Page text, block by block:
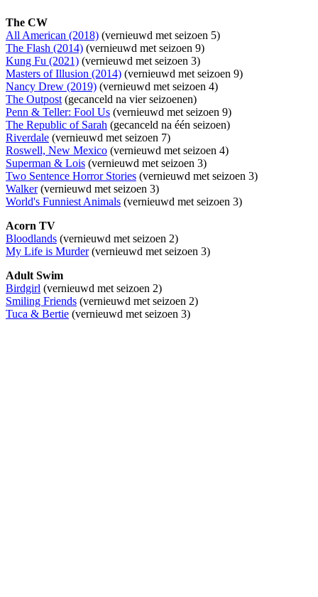
The CW
All American (2018) (vernieuwd met seizoen 5)
The Flash (2014) (vernieuwd met seizoen 9)
Kung Fu (2021) (vernieuwd met seizoen 3)
Masters of Illusion (2014) (vernieuwd met seizoen 9)
Nancy Drew (2019) (vernieuwd met seizoen 4)
The Outpost (gecanceld na vier seizoenen)
Penn & Teller: Fool Us (vernieuwd met seizoen 9)
The Republic of Sarah (gecanceld na één seizoen)
Riverdale (vernieuwd met seizoen 7)
Roswell, New Mexico (vernieuwd met seizoen 4)
Superman & Lois (vernieuwd met seizoen 3)
Two Sentence Horror Stories (vernieuwd met seizoen 3)
Walker(vernieuwd met seizoen 3)
World's Funniest Animals (vernieuwd met seizoen 3)
Acorn TV
Bloodlands (vernieuwd met seizoen 2)
My Life is Murder(vernieuwd met seizoen 3)
Adult Swim
Birdgirl (vernieuwd met seizoen 2)
Smiling Friends (vernieuwd met seizoen 2)
Tuca & Bertie (vernieuwd met seizoen 3)